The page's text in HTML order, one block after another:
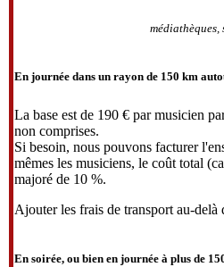
médiathèques,
En journée dans un rayon de 150 km
La base est de 190 € par musicien
non comprises.
Si besoin, nous pouvons facturer
mêmes les musiciens, le coût total
majoré de 10 %.
Ajouter les frais de transport au-
En soirée, ou bien en journée à plus de